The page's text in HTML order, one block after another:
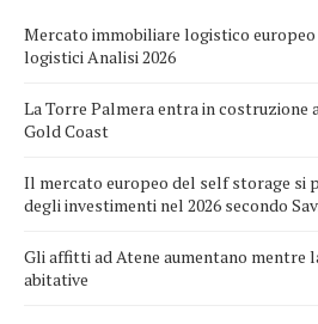
Mercato immobiliare logistico
logistici Analisi 2026
La Torre Palmera entra in costruzione
Gold Coast
Il mercato europeo del self storage si
degli investimenti nel 2026 secondo
Gli affitti ad Atene aumentano mentre
abitative